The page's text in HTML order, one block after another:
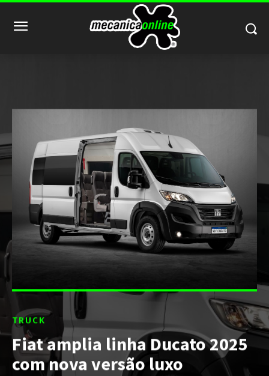
TRUCK
Fiat amplia linha Ducato 2025
com nova versão luxo